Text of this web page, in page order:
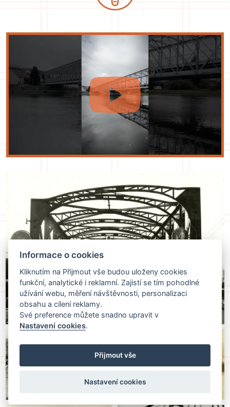
Informace o cookies
Kliknutím na Přijmout vše budou uloženy cookies
funkční, analytické i reklamní. Zajistí se tím pohodlné
užívání webu, měření návštěvnosti, personalizaci
obsahu a cílení reklamy.
Své preference můžete snadno upravit v
Nastavení cookies.
Přijmout vše
Nastavení cookies